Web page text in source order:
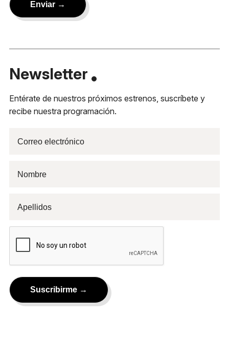
Newsletter
Entérate de nuestros próximos estrenos, suscríbete y
recibe nuestra programación.